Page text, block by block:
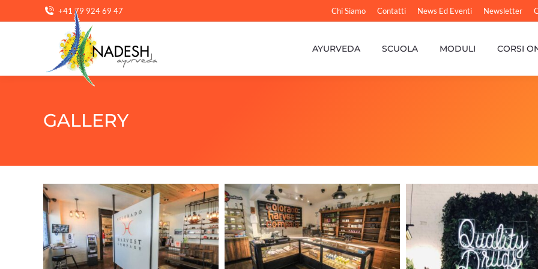
+41 79 924 69 47 Chi Siamo Contatti News Ed Eventi Newsletter
AYURVEDA SCUOLA MODULI CORSI
GALLERY